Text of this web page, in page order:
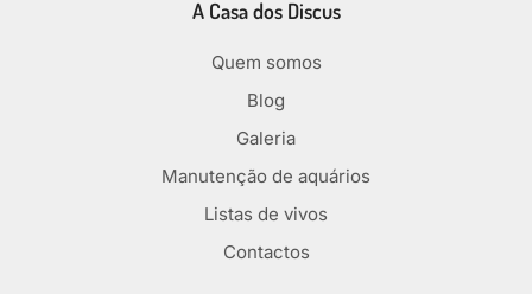
A Casa dos Discus
Quem somos
Blog
Galeria
Manutenção de aquários
Listas de vivos
Contactos